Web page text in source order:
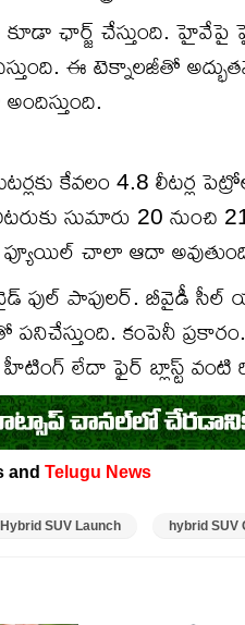
ఛార్జ్ చేస్తుంది. హైవేపై హై
ఈ టెక్నాలజీతో
కేవలం 4.8 లీటర్ల
సుమారు 20 నుంచి
చాలా ఆదా
వైడ్ ఫుల్ పాపులర్. బీవైడీ
కంపెనీ
లేదా ఫైర్ బ్లాస్ట్ వంటి
and Telugu News
SUV Launch hybrid SUV